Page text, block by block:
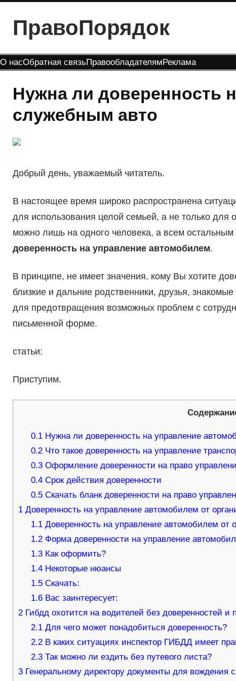
содержимому
ПравоПорядок
О насОбратная связьПравообладателямРеклама
Нужна ли доверенность
служебным авто
Добрый день, уважаемый читатель.
В настоящее время широко распространена
для использования целой семьей, а не только для
можно лишь на одного человека, а всем
доверенность на управление автомобилем.
В принципе, не имеет значения, кому Вы хотите
близкие и дальние родственники, друзья,
для предотвращения возможных проблем с
письменной форме.
статьи:
Приступим.
0.1 Нужна ли доверенность на управление
0.2 Что такое доверенность на управление
0.3 Оформление доверенности на право
0.4 Срок действия доверенности
0.5 Скачать бланк доверенности на право
1Доверенность на управление автомобилем от
1.1 Доверенность на управление автомобилем от
1.2 Форма доверенности на управление
1.3 Как оформить?
1.4 Некоторые нюансы
1.5 Скачать:
1.6 Вас заинтересует:
2Гибдд охотится на водителей без доверенностей и
2.1 Для чего может понадобиться доверенность?
2.2 В каких ситуациях инспектор ГИБДД имеет
2.3 Так можно ли ездить без путевого листа?
3Генеральному директору документы для вождения